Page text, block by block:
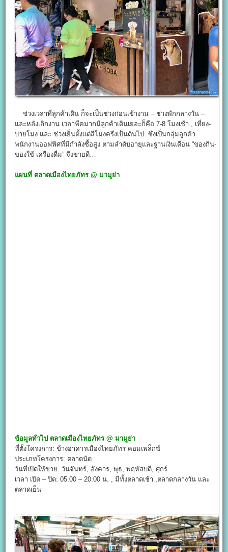
ช่วงเวลาที่ลูกค้าเดิน ก็จะเป็นช่วงก่อนเข้างาน – ช่วงพักกลางวัน –
และหลังเลิกงาน เวลาพีคมากมีลูกค้าเดินเยอะก็คือ 7-8 โมงเช้า , เที่ยง-
บ่ายโมง และ ช่วงเย็นตั้งแต่สี่โมงครึ่งเป็นต้นไป ซึ่งเป็นกลุ่มลูกค้า
พนักงานออฟฟิศที่มีกำลังซื้อสูง ตามลำดับอายุและฐานเงินเดือน “ของกิน-
ของใช้-เครื่องดื่ม” จึงขายดี…
แผนที่ ตลาดเมืองไทยภัทร @ มามูย่า
ข้อมูลทั่วไป ตลาดเมืองไทยภัทร @มามูย่า
ที่ตั้งโครงการ: ข้างอาคารเมืองไทยภัทร คอมเพล็กซ์
ประเภทโครงการ: ตลาดนัด
วันที่เปิดให้ขาย: วันจันทร์, อังคาร, พุธ, พฤหัสบดี, ศุกร์
เวลา เปิด – ปิด: 05.00 – 20:00 น. , มีทั้งตลาดเช้า ,ตลาดกลางวัน และ
ตลาดเย็น